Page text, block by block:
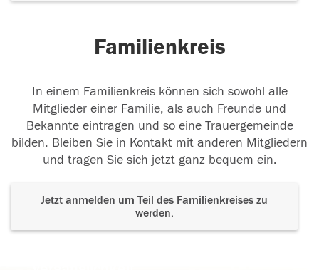
Familienkreis
In einem Familienkreis können sich sowohl alle
Mitglieder einer Familie, als auch Freunde und
Bekannte eintragen und so eine Trauergemeinde
bilden. Bleiben Sie in Kontakt mit anderen Mitgliedern
und tragen Sie sich jetzt ganz bequem ein.
Jetzt anmelden um Teil des Familienkreises zu
werden.